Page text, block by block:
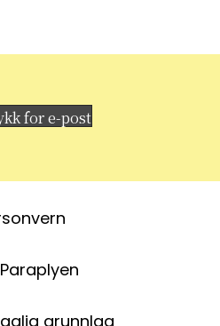
for e-post
grunnlag